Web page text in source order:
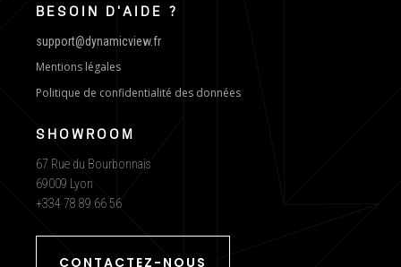
BESOIN D'AIDE ?
support@dynamicview.fr
Mentions légales
Politique de confidentialité des données
SHOWROOM
67 Rue du Bourbonnais
69009 Lyon
+334 78 89 66 56
CONTACTEZ-NOUS